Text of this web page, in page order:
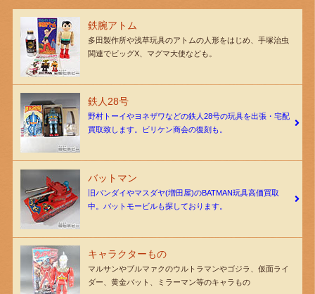
鉄腕アトム
多田製作所や浅草玩具のアトムの人形をはじめ、手塚治虫
関連でビッグX、マグマ大使なども。
鉄人28号
野村トーイやヨネザワなどの鉄人28号の玩具を出張・宅配
買取致します。ビリケン商会の復刻も。
バットマン
旧バンダイやマスダヤ(増田屋)のBATMAN玩具高価買取
中。バットモービルも探しております。
キャラクターもの
マルサンやブルマァクのウルトラマンやゴジラ、仮面ライ
ダー、黄金バット、ミラーマン等のキャラもの